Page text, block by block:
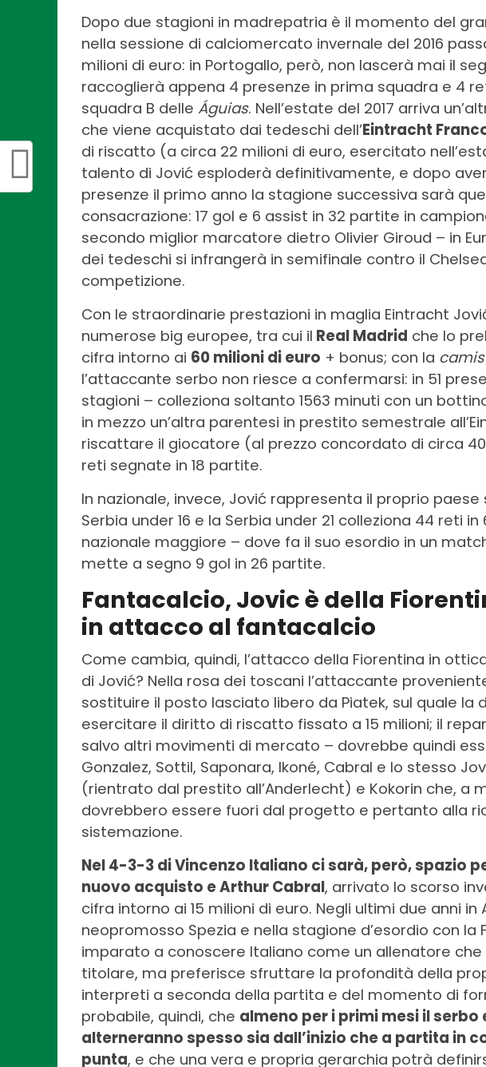
Dopo due stagioni in madrepatria è il momento del
nella sessione di calciomercato invernale del 2016
milioni di euro: in Portogallo, però, non lascerà mai il
raccoglierà appena 4 presenze in prima squadra e 4
squadra B delle Águias. Nell’estate del 2017 arriva
che viene acquistato dai tedeschi dell’Eintracht
di riscatto (a circa 22 milioni di euro, esercitato
talento di Jović esploderà definitivamente, e dopo
presenze il primo anno la stagione successiva sarà
consacrazione: 17 gol e 6 assist in 32 partite in
secondo miglior marcatore dietro Olivier Giroud – in
dei tedeschi si infrangerà in semifinale contro il
competizione.
Con le straordinarie prestazioni in maglia Eintracht
numerose big europee, tra cui il Real Madrid che lo
cifra intorno ai 60 milioni di euro + bonus; con la
l’attaccante serbo non riesce a confermarsi: in 51
stagioni – colleziona soltanto 1563 minuti con un
in mezzo un’altra parentesi in prestito semestrale
riscattare il giocatore (al prezzo concordato di circa
reti segnate in 18 partite.
In nazionale, invece, Jović rappresenta il proprio paese
Serbia under 16 e la Serbia under 21 colleziona 44 reti
nazionale maggiore – dove fa il suo esordio in un
mette a segno 9 gol in 26 partite.
Fantacalcio, Jovic è della
in attacco al fantacalcio
Come cambia, quindi, l’attacco della Fiorentina in
di Jović? Nella rosa dei toscani l’attaccante
sostituire il posto lasciato libero da Piatek, sul quale la
esercitare il diritto di riscatto fissato a 15 milioni; il
salvo altri movimenti di mercato – dovrebbe quindi
Gonzalez, Sottil, Saponara, Ikoné, Cabral e lo stesso
(rientrato dal prestito all’Anderlecht) e Kokorin che, a
dovrebbero essere fuori dal progetto e pertanto alla
sistemazione.
Nel 4-3-3 di Vincenzo Italiano ci sarà, però, spazio
nuovo acquisto e Arthur Cabral, arrivato lo scorso
cifra intorno ai 15 milioni di euro. Negli ultimi due anni in
neopromosso Spezia e nella stagione d’esordio con la
imparato a conoscere Italiano come un allenatore che
titolare, ma preferisce sfruttare la profondità della
interpreti a seconda della partita e del momento di
probabile, quindi, che almeno per i primi mesi il serbo
alterneranno spesso sia dall’inizio che a partita in
punta, e che una vera e propria gerarchia potrà